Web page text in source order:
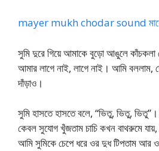
mayer mukh chodar sound মায়ের
সুমি দুরে গিয়ে আমাকে বুড়ো আঙুলে কাঁচকলা
আমার লাগে নাই, লাগে নাই। আমি বললাম,
দাঁড়াও।
সুমি হাসতে হাসতে বলে, “ভিতু, ভিতু,
কেবল সুযোগ খুঁজতাম চাচি কখন বাথরুমে
আমি সুমিকে চেপে ধরে ওর দুধ টিপতাম আর